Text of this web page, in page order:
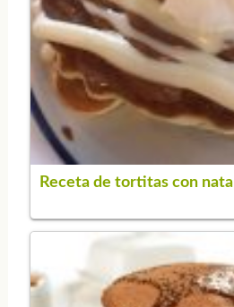
Receta de tortitas con nata